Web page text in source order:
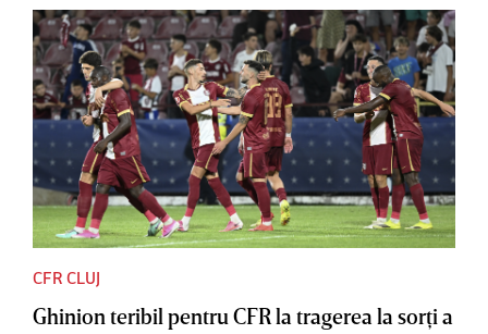
CFR CLUJ
Ghinion teribil pentru CFR la tragerea la sorţi a